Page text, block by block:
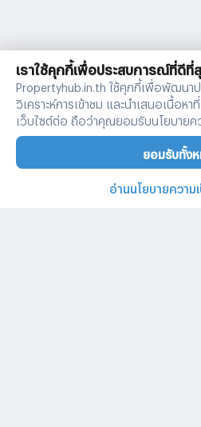
เราใช้คุกกี้เพื่อประสบการณ์ที่ดี
Propertyhub.in.th ใช้คุกกี้เพื่อพัฒนา
วิเคราะห์การเข้าชม และนำเสนอเนื้อหา
เว็บไซต์ต่อ ถือว่าคุณยอมรับนโยบายค
ยอมรับทั้ง
อ่านนโยบายความ